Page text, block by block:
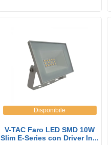
Disponibile
V-TAC Faro LED SMD 10W
Slim E-Series con Driver In...